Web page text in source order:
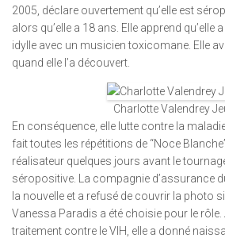
2005, déclare ouvertement qu’elle est
alors qu’elle a 18 ans. Elle apprend qu’elle
idylle avec un musicien toxicomane. Elle
quand elle l’a découvert.
Charlotte Valendrey
En conséquence, elle lutte contre la
fait toutes les répétitions de “Noce
réalisateur quelques jours avant le
séropositive. La compagnie d’assurance
la nouvelle et a refusé de couvrir la photo
Vanessa Paradis a été choisie pour le rôle.
traitement contre le VIH, elle a donné